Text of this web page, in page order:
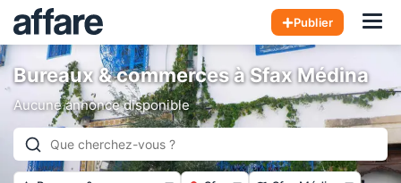
Publier
Bureaux & commerces à Sfax Médina
Aucune annonce disponible